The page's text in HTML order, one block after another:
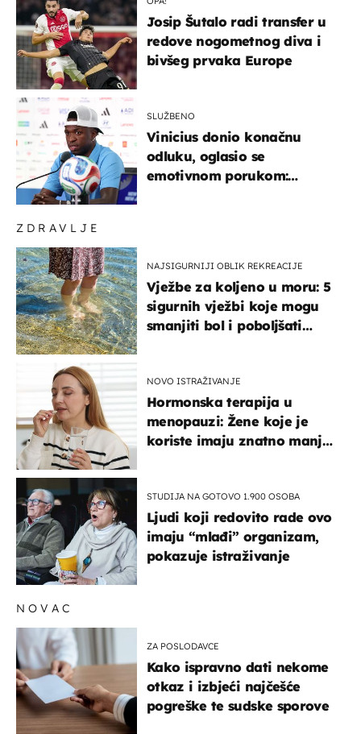
ZDRAVLJE
NAJSIGURNIJI OBLIK REKREACIJE
Vježbe za koljeno u moru: 5
sigurnih vježbi koje mogu
smanjiti bol i poboljšati
NOVO ISTRAŽIVANJE
Hormonska terapija u
menopauzi: Žene koje je
koriste imaju znatno manji
STUDIJA NA GOTOVO 1.900 OSOBA
Ljudi koji redovito rade ovo
imaju “mlađi” organizam,
pokazuje istraživanje
Josip Šutalo radi transfer u
redove nogometnog diva i
bivšeg prvaka Europe
SLUŽBENO
Vinicius donio konačnu
odluku, oglasio se
emotivnom porukom:
NOVAC
ZA POSLODAVCE
Kako ispravno dati nekome
otkaz i izbjeći najčešće
pogreške te sudske sporove